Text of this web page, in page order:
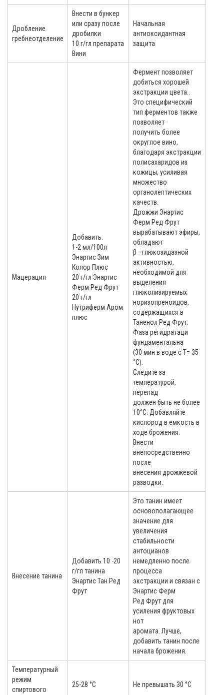
Дробление
гребнеотделение
Внести в бункер
или сразу после
дробилки
10 г/гл препарата
Вини
Начальная
антиоксидантная
защита
Мацерация
Добавить:
1-2 мл/100л
Энартис Зим
Колор Плюс
20 г/гл Энартис
Ферм Ред Фрут
20 г/гл
Нутриферм Аром
плюс
Фермент позволяет
добиться хорошей
экстракции цвета..
Это специфический
тип ферментов также
позволяет
получить более
округлое вино,
благодаря экстракции
полисахаридов из
кожицы, усиливая
множество
органолептических
качеств.
Дрожжи Энартис
Ферм Ред Фрут
вырабатывают эфиры,
обладают
β –глюкозидазной
активностью,
необходимой для
выделения
глюколизируемых
норизопреноидов,
содержащихся в
Таненол Ред Фрут.
Фаза регидратаци
фундаментальна
(30 мин в воде с Т= 35
°C).
Следите за
температурой,
перепад
должен быть не более
10°C. Добавляйте
кислород в емкость в
ходе брожения.
Внести
внепосредственно
после
внесения дрожжевой
разводки.
Внесение танина
Добавить 10 -20
г/гл танина
Энартис Тан Ред
Фрут
Это танин имеет
основополагающее
значение для
увеличения
стабильности
антоцианов
немедленно после
процесса
экстракции и связан с
Энартис Ферм
Ред Фрут для
усиления фруктовых
нот
аромата. Лучше,
добавить танин после
начала брожения.
Температурный
режим
спиртового
25-28 °C Не превышать 30 °C